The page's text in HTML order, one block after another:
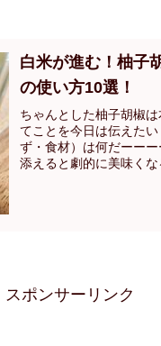
白米が進む！柚子
の使い方10選！
ちゃんとした柚子胡椒
てことを今日は伝えた
ず・食材）は何だーー
添えると劇的に美味くな
スポンサーリンク